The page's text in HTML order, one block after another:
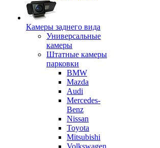
Камеры заднего вида
Универсальные
камеры
Штатные камеры
парковки
BMW
Mazda
Audi
Mercedes-
Benz
Nissan
Toyota
Mitsubishi
Volkswagen